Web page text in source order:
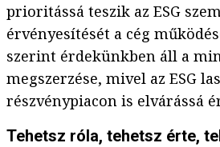
prioritássá teszik az ESG
érvényesítését a cég
szerint érdekünkben áll a
megszerzése, mivel az ESG
részvénypiacon is elvárássá
Tehetsz róla, tehetsz érte,